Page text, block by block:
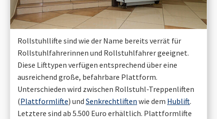
Rollstuhllifte sind wie der Name bereits verrät für
Rollstuhlfahrerinnen und Rollstuhlfahrer geeignet.
Diese Lifttypen verfügen entsprechend über eine
ausreichend große, befahrbare Plattform.
Unterschieden wird zwischen Rollstuhl-Treppenliften
(Plattformlifte) und Senkrechtliften wie dem Hublift.
Letztere sind ab 5.500 Euro erhältlich. Plattformlifte